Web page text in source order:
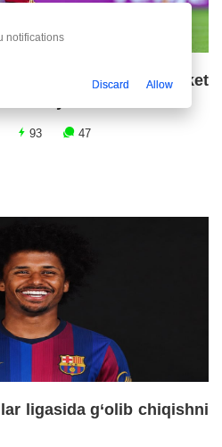
ketma-ket
baholadi
93 47
ligasida g‘olib chiqishni
notifications
Discard Allow